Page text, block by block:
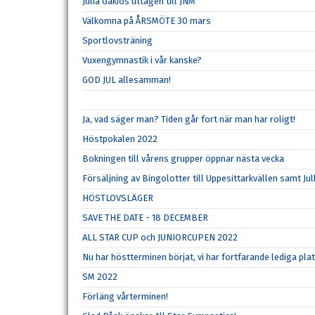
Välkomna på ÅRSMÖTE 30 mars
Sportlovsträning
Vuxengymnastik i vår kanske?
GOD JUL allesamman!
Ja, vad säger man? Tiden går fort när man har roligt!
Höstpokalen 2022
Bokningen till vårens grupper öppnar nästa vecka
Försäljning av Bingolotter till Uppesittarkvällen samt
HÖSTLOVSLÄGER
SAVE THE DATE - 18 DECEMBER
ALL STAR CUP och JUNIORCUPEN 2022
Nu har höstterminen börjat, vi har fortfarande lediga
SM 2022
Förläng vårterminen!